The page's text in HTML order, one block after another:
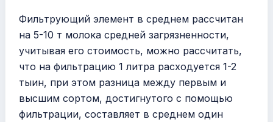
Фильтрующий элемент в среднем рассчитан
на 5-10 т молока средней загрязненности,
учитывая его стоимость, можно рассчитать,
что на фильтрацию 1 литра расходуется 1-2
тыин, при этом разница между первым и
высшим сортом, достигнутого с помощью
фильтрации, составляет в среднем один